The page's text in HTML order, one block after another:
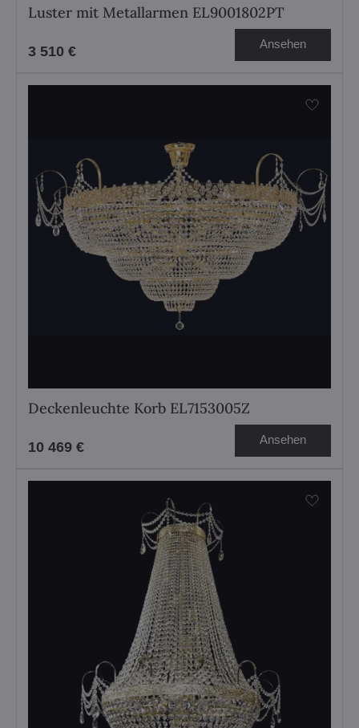
Luster mit Metallarmen EL9001802PT
3 510 € Ansehen
Deckenleuchte Korb EL7153005Z
10 469 € Ansehen